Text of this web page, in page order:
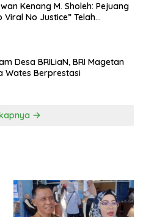
Kenang M. Sholeh: Pejuang
Viral No Justice” Telah
Desa BRILiaN, BRI Magetan
Wates Berprestasi